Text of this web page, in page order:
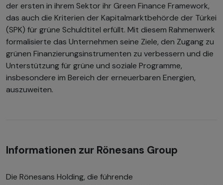
der ersten in ihrem Sektor ihr Green Finance Framework,
das auch die Kriterien der Kapitalmarktbehörde der Türkei
(SPK) für grüne Schuldtitel erfüllt. Mit diesem Rahmenwerk
formalisierte das Unternehmen seine Ziele, den Zugang zu
grünen Finanzierungsinstrumenten zu verbessern und die
Unterstützung für grüne und soziale Programme,
insbesondere im Bereich der erneuerbaren Energien,
auszuweiten.
Informationen zur Rönesans Group
Die Rönesans Holding, die führende